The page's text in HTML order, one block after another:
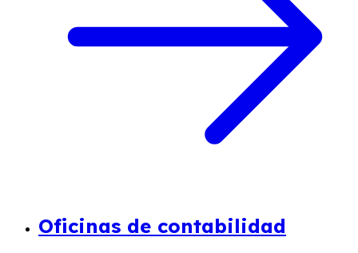
Oficinas de contabilidad